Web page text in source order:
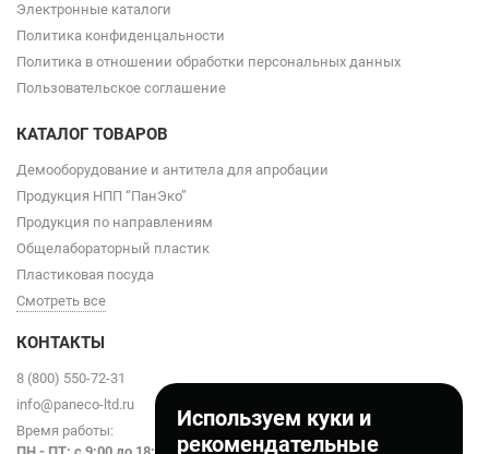
Используем куки и
рекомендательные
Электронные каталоги
Политика конфиденцальности
Политика в отношении обработки персональных данных
Пользовательское соглашение
КАТАЛОГ ТОВАРОВ
Демооборудование и антитела для апробации
Продукция НПП “ПанЭко”
Продукция по направлениям
Общелабораторный пластик
Пластиковая посуда
Смотреть все
КОНТАКТЫ
8 (800) 550-72-31
info@paneco-ltd.ru
Время работы: